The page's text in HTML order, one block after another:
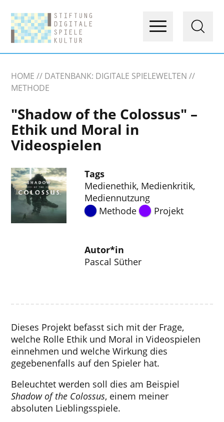
HOME
DATENBANK: DIGITALE SPIELEWELTEN
METHODE
"Shadow of the Colossus" –
Ethik und Moral in
Videospielen
Tags
Medienethik, Medienkritik,
Mediennutzung
Methode
Projekt
Autor*in
Pascal Süther
Dieses Projekt befasst sich mit der Frage,
welche Rolle Ethik und Moral in Videospielen
einnehmen und welche Wirkung dies
gegebenenfalls auf den Spieler hat.
Beleuchtet werden soll dies am Beispiel
Shadow of the Colossus, einem meiner
absoluten Lieblingsspiele.